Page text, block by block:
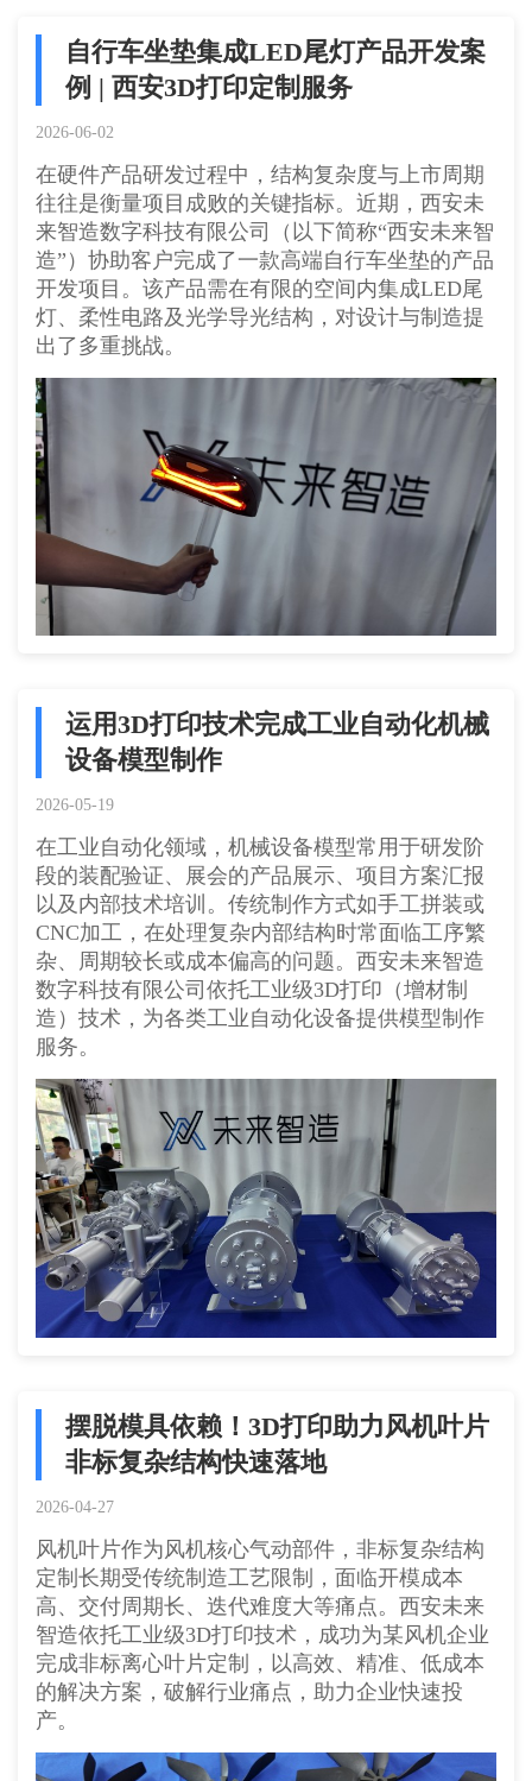
自行车坐垫集成LED尾灯产品开发案
例 | 西安3D打印定制服务
2026-06-02
在硬件产品研发过程中，结构复杂度与上市周期
往往是衡量项目成败的关键指标。近期，西安未
来智造数字科技有限公司（以下简称“西安未来智
造”）协助客户完成了一款高端自行车坐垫的产品
开发项目。该产品需在有限的空间内集成LED尾
灯、柔性电路及光学导光结构，对设计与制造提
出了多重挑战。
运用3D打印技术完成工业自动化机械
设备模型制作
2026-05-19
在工业自动化领域，机械设备模型常用于研发阶
段的装配验证、展会的产品展示、项目方案汇报
以及内部技术培训。传统制作方式如手工拼装或
CNC加工，在处理复杂内部结构时常面临工序繁
杂、周期较长或成本偏高的问题。西安未来智造
数字科技有限公司依托工业级3D打印（增材制
造）技术，为各类工业自动化设备提供模型制作
服务。
摆脱模具依赖！3D打印助力风机叶片
非标复杂结构快速落地
2026-04-27
风机叶片作为风机核心气动部件，非标复杂结构
定制长期受传统制造工艺限制，面临开模成本
高、交付周期长、迭代难度大等痛点。西安未来
智造依托工业级3D打印技术，成功为某风机企业
完成非标离心叶片定制，以高效、精准、低成本
的解决方案，破解行业痛点，助力企业快速投
产。